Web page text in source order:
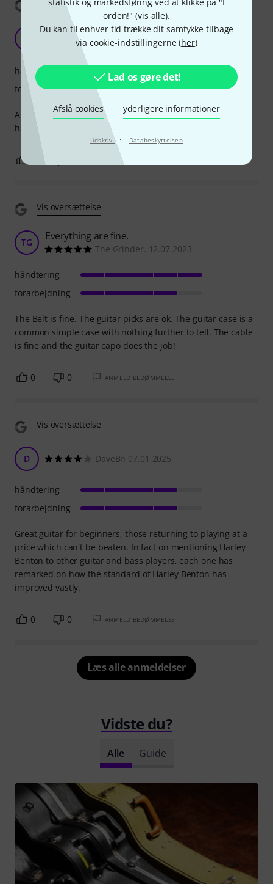
orden!" (vis alle).
Du kan til enhver tid trække dit samtykke tilbage
via cookie-indstillingerne (her)
Lad os gøre det!
Afslå cookies yderligere informationer
Udskriv · Databeskyttelsen
Vis oversættelse
best vfm set, everything needed included
Dimitra.G 03.02.2023
Along with the Harley Benton TableAmp V2 BlueTooth you
have everything you need for the electro acoustic guitar,
håndtering
forarbejdning
ANMELD BEDØMMELSE
Vis oversættelse
TG Everything are fine.
The Grinder. 12.07.2023
The Belt is fine. The guitar picks are ok. The guitar case is a
common simple case with nothing further to tell. The cable
is fine and the guitar capo does the job!
håndtering
forarbejdning
0 0 ANMELD BEDØMMELSE
Vis oversættelse
D DaveBn 07.01.2025
Great guitar for beginners, those returning to playing at a
price which can't be beaten. In fact on mentioning Harley
Benton to other guitar and bass players, each one has
remarked on how the standard of Harley Benton has
improved vastly.
håndtering
forarbejdning
0 0 ANMELD BEDØMMELSE
Læs alle anmeldelser
Vidste du?
Alle Guide